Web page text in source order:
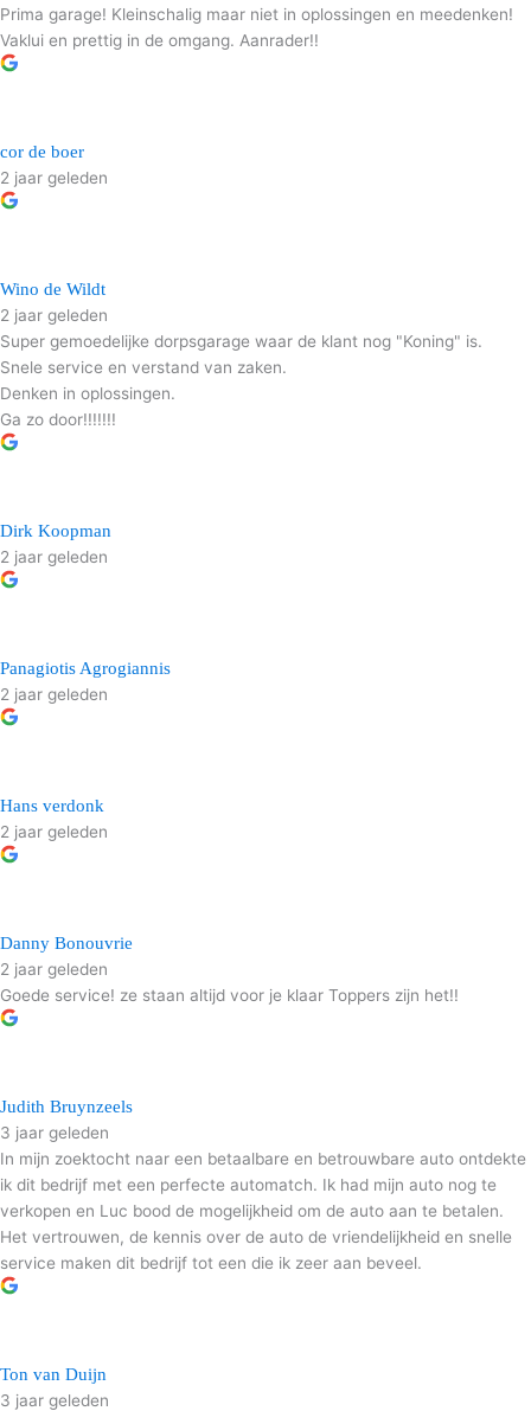
Prima garage! Kleinschalig maar niet in oplossingen en meedenken!
Vaklui en prettig in de omgang. Aanrader!!
cor de boer
2 jaar geleden
Wino de Wildt
2 jaar geleden
Super gemoedelijke dorpsgarage waar de klant nog "Koning" is.
Snele service en verstand van zaken.
Denken in oplossingen.
Ga zo door!!!!!!!
Dirk Koopman
2 jaar geleden
Panagiotis Agrogiannis
2 jaar geleden
Hans verdonk
2 jaar geleden
Danny Bonouvrie
2 jaar geleden
Goede service! ze staan altijd voor je klaar Toppers zijn het!!
Judith Bruynzeels
3 jaar geleden
In mijn zoektocht naar een betaalbare en betrouwbare auto ontdekte
ik dit bedrijf met een perfecte automatch. Ik had mijn auto nog te
verkopen en Luc bood de mogelijkheid om de auto aan te betalen.
Het vertrouwen, de kennis over de auto de vriendelijkheid en snelle
service maken dit bedrijf tot een die ik zeer aan beveel.
Ton van Duijn
3 jaar geleden